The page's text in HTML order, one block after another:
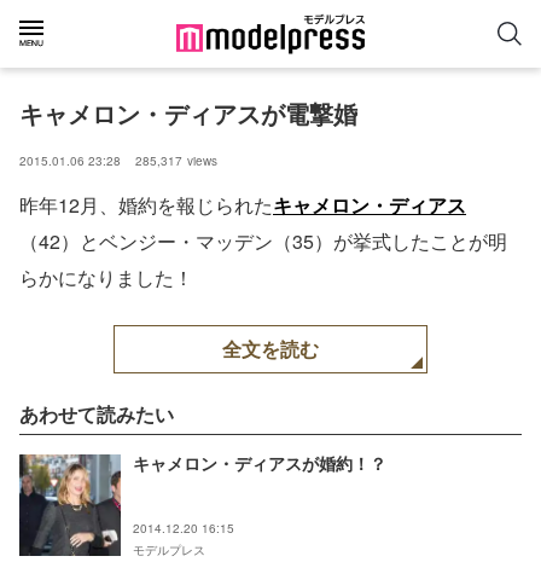
キャメロン・ディアスが電撃婚
2015.01.06 23:28 285,317 views
昨年12月、婚約を報じられたキャメロン・ディアス
（42）とベンジー・マッデン（35）が挙式したことが明
らかになりました！
全文を読む
あわせて読みたい
キャメロン・ディアスが婚約！？
2014.12.20 16:15
モデルプレス